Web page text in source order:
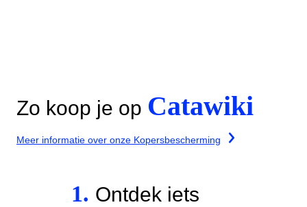
Zo koop je op Catawiki
Meer informatie over onze Kopersbescherming
1. Ontdek iets